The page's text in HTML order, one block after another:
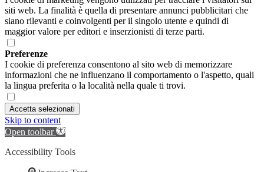
siti web. La finalità è quella di presentare annunci pubblicitari che
siano rilevanti e coinvolgenti per il singolo utente e quindi di
maggior valore per editori e inserzionisti di terze parti.
Preferenze
I cookie di preferenza consentono al sito web di memorizzare
informazioni che ne influenzano il comportamento o l'aspetto, quali
la lingua preferita o la località nella quale ti trovi.
Accetta selezionati
Skip to content
Open toolbar
Accessibility Tools